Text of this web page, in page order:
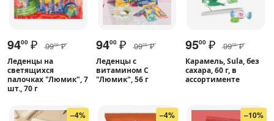
9400 ₽ 9900 ₽
Леденцы на
светящихся
палочках "Люмик", 7
шт., 70 г
9400 ₽ 9900 ₽
Леденцы с
витамином С
"Люмик", 56 г
9500 ₽ 9900 ₽
Карамель, Sula, без
сахара, 60 г, в
ассортименте
–4% –4% –10%